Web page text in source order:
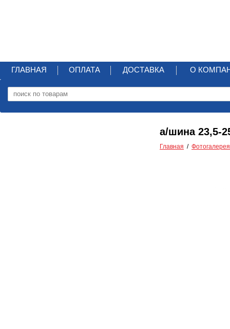
ГЛАВНАЯ ОПЛАТА ДОСТАВКА О
а/шина 23,5-
Главная Фотогалерея